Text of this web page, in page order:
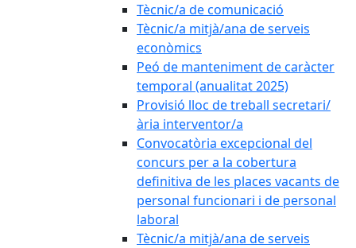
Tècnic/a de comunicació
Tècnic/a mitjà/ana de serveis
econòmics
Peó de manteniment de caràcter
temporal (anualitat 2025)
Provisió lloc de treball secretari/
ària interventor/a
Convocatòria excepcional del
concurs per a la cobertura
definitiva de les places vacants de
personal funcionari i de personal
laboral
Tècnic/a mitjà/ana de serveis